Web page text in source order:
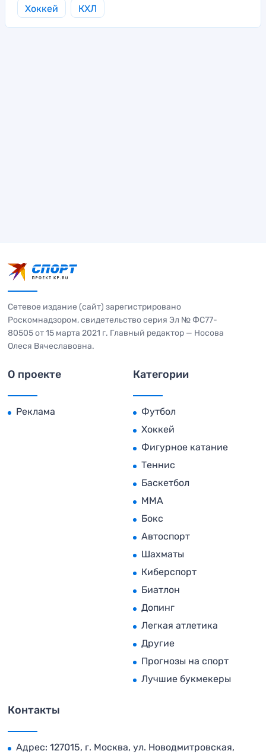
Хоккей КХЛ
Сетевое издание (сайт) зарегистрировано
Роскомнадзором, свидетельство серия Эл № ФС77-
80505 от 15 марта 2021 г. Главный редактор — Носова
Олеся Вячеславовна.
О проекте
Реклама
Категории
Футбол
Хоккей
Фигурное катание
Теннис
Баскетбол
MMA
Бокс
Автоспорт
Шахматы
Киберспорт
Биатлон
Допинг
Легкая атлетика
Другие
Прогнозы на спорт
Лучшие букмекеры
Контакты
Адрес: 127015, г. Москва, ул. Новодмитровская,